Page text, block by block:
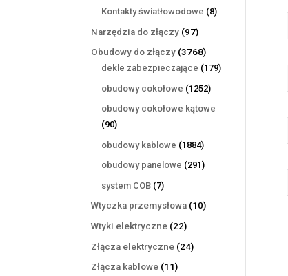
produktów
Kontakty światłowodowe 88
Narzędzia do złączy 9797
produktów
Obudowy do złączy 37683768
produktów
dekle zabezpieczające 179179
obudowy cokołowe 12521252
obudowy cokołowe kątowe
9090
produktów
obudowy kablowe 18841884
produkty
obudowy panelowe 291291
system COB 77
produktów
Wtyczka przemysłowa 1010
Wtyki elektryczne 2222
produkty
Złącza elektryczne 2424
Złącza kablowe 1111